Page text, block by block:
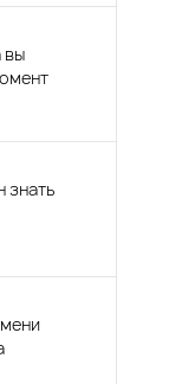
вы
знать